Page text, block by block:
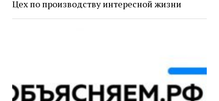
Цех по производству интересной жизни